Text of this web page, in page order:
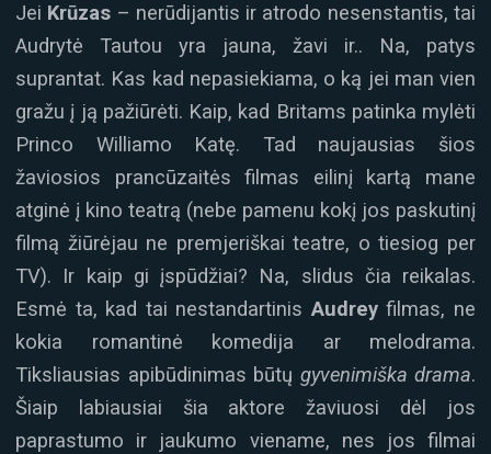
Jei Krūzas – nerūdijantis ir atrodo nesenstantis, tai
Audrytė Tautou yra jauna, žavi ir.. Na, patys
suprantat. Kas kad nepasiekiama, o ką jei man vien
gražu į ją pažiūrėti. Kaip, kad Britams patinka mylėti
Princo Williamo Katę. Tad naujausias šios
žaviosios prancūzaitės filmas eilinį kartą mane
atginė į kino teatrą (nebe pamenu kokį jos paskutinį
filmą žiūrėjau ne premjeriškai teatre, o tiesiog per
TV). Ir kaip gi įspūdžiai? Na, slidus čia reikalas.
Esmė ta, kad tai nestandartinis Audreyfilmas, ne
kokia romantinė komedija ar melodrama.
Tiksliausias apibūdinimas būtų gyvenimiška drama.
Šiaip labiausiai šia aktore žaviuosi dėl jos
paprastumo ir jaukumo viename, nes jos filmai